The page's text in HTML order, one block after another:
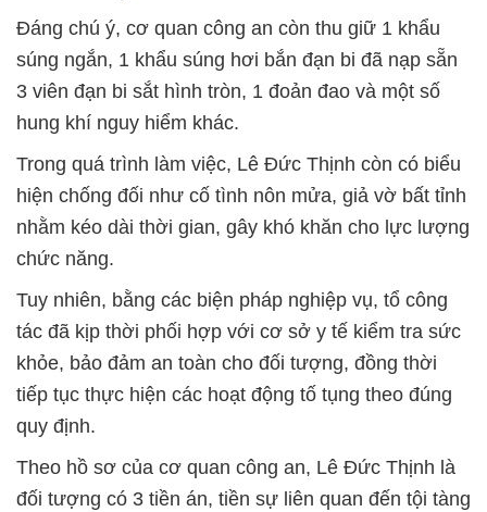
Đáng chú ý, cơ quan công an còn thu giữ 1 khẩu
súng ngắn, 1 khẩu súng hơi bắn đạn bi đã nạp sẵn
3 viên đạn bi sắt hình tròn, 1 đoản đao và một số
hung khí nguy hiểm khác.
Trong quá trình làm việc, Lê Đức Thịnh còn có biểu
hiện chống đối như cố tình nôn mửa, giả vờ bất tỉnh
nhằm kéo dài thời gian, gây khó khăn cho lực lượng
chức năng.
Tuy nhiên, bằng các biện pháp nghiệp vụ, tổ công
tác đã kịp thời phối hợp với cơ sở y tế kiểm tra sức
khỏe, bảo đảm an toàn cho đối tượng, đồng thời
tiếp tục thực hiện các hoạt động tố tụng theo đúng
quy định.
Theo hồ sơ của cơ quan công an, Lê Đức Thịnh là
đối tượng có 3 tiền án, tiền sự liên quan đến tội tàng